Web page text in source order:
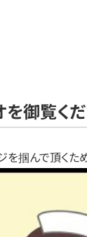
を御覧く
掴んで頂くた